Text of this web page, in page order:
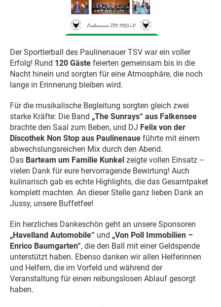
Der Sportlerball des Paulinenauer TSV war ein voller
Erfolg! Rund 120 Gäste feierten gemeinsam bis in die
Nacht hinein und sorgten für eine Atmosphäre, die noch
lange in Erinnerung bleiben wird.
Für die musikalische Begleitung sorgten gleich zwei
starke Kräfte: Die Band „The Sunrays“ aus Falkensee
brachte den Saal zum Beben, und DJ Felix von der
Discothek Non Stop aus Paulinenaue führte mit einem
abwechslungsreichen Mix durch den Abend.
Das Barteam um Familie Kunkel zeigte vollen Einsatz –
vielen Dank für eure hervorragende Bewirtung! Auch
kulinarisch gab es echte Highlights, die das Gesamtpaket
komplett machten. An dieser Stelle ganz lieben Dank an
Jussy, unsere Buffetfee!
Ein herzliches Dankeschön geht an unsere Sponsoren
„Havelland Automobile“ und „Von Poll Immobilien –
Enrico Baumgarten“, die den Ball mit einer Geldspende
unterstützt haben. Ebenso danken wir allen Helferinnen
und Helfern, die im Vorfeld und während der
Veranstaltung für einen reibungslosen Ablauf gesorgt
haben.